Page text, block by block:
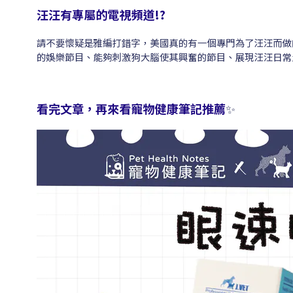
汪汪有專屬的電視頻道!?
請不要懷疑是雅編打錯字，美國真的有一個專門為了汪汪而
的娛樂節目、能夠刺激狗大腦使其興奮的節目、展現汪汪日
看完文章，再來看寵物健康筆記推薦✨